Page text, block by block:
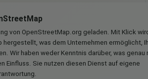
von OpenStreetMap.org geladen. Mit Klick
was dem Unternehmen ermöglicht,
Wir haben weder Kenntnis darüber, was genau
Einfluss. Sie nutzen diesen Dienst auf eigene